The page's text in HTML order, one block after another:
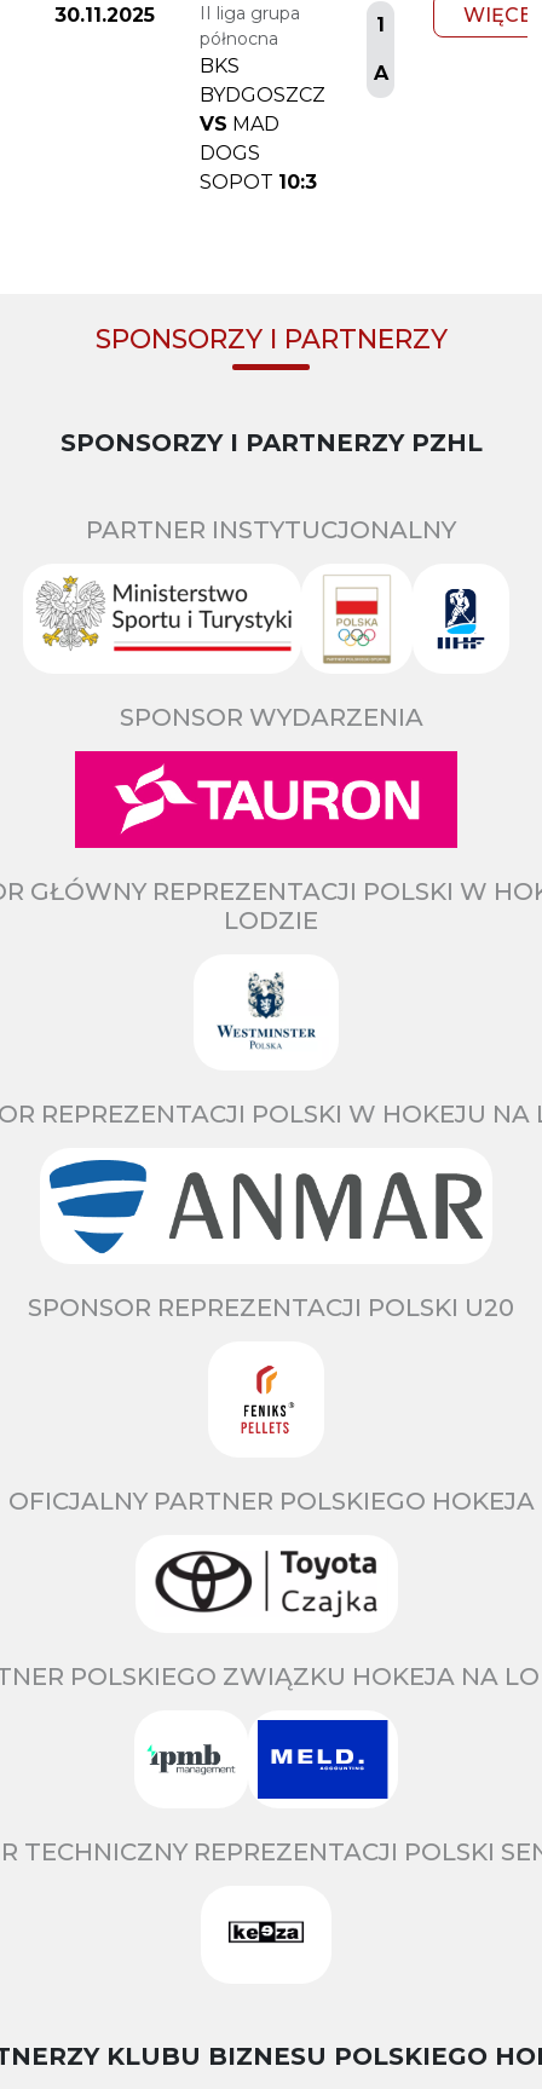
30.11.2025
II liga grupa
północna
BKS
BYDGOSZCZ
VS MAD
DOGS
SOPOT 10:3
1
A
WIĘCEJ
SPONSORZY I PARTNERZY
SPONSORZY I PARTNERZY PZHL
PARTNER INSTYTUCJONALNY
SPONSOR WYDARZENIA
GŁÓWNY REPREZENTACJI POLSKI W
LODZIE
REPREZENTACJI POLSKI W HOKEJU NA
SPONSOR REPREZENTACJI POLSKI U20
OFICJALNY PARTNER POLSKIEGO HOKEJA
POLSKIEGO ZWIĄZKU HOKEJA NA
TECHNICZNY REPREZENTACJI POLSKI
KLUBU BIZNESU POLSKIEGO